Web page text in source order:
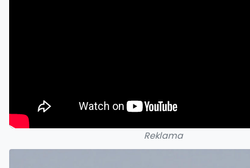
Reklama